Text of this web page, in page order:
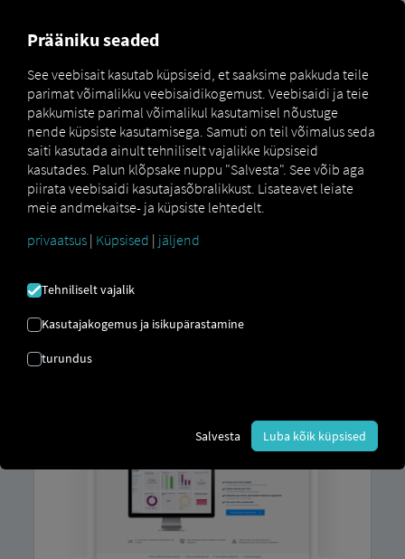
Marketplace Connectors DAKO Fleet Connect
DAKO FLEET CONNECT
DAKO GmbH Siis saateseda teenust meie
vaid juurdepääsu
Prääniku seaded
See veebisait kasutab küpsiseid, et saaksime pakkuda teile
parimat võimalikku veebisaidikogemust. Veebisaidi ja teie
pakkumiste parimal võimalikul kasutamisel nõustuge
nende küpsiste kasutamisega. Samuti on teil võimalus seda
saiti kasutada ainult tehniliselt vajalikke küpsiseid
kasutades. Palun klõpsake nuppu "Salvesta". See võib aga
piirata veebisaidi kasutajasõbralikkust. Lisateavet leiate
meie andmekaitse- ja küpsiste lehtedelt.
privaatsus | Küpsised | jäljend
Tehniliselt vajalik
Kasutajakogemus ja isikupärastamine
turundus
Salvesta Luba kõik küpsised